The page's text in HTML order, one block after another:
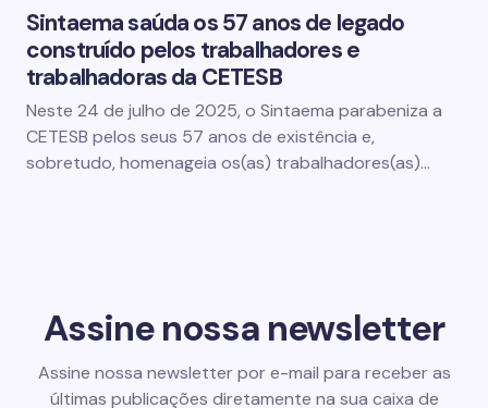
Sintaema saúda os 57 anos de legado
construído pelos trabalhadores e
trabalhadoras da CETESB
Neste 24 de julho de 2025, o Sintaema parabeniza a
CETESB pelos seus 57 anos de existência e,
sobretudo, homenageia os(as) trabalhadores(as)…
Assine nossa newsletter
Assine nossa newsletter por e-mail para receber as
últimas publicações diretamente na sua caixa de